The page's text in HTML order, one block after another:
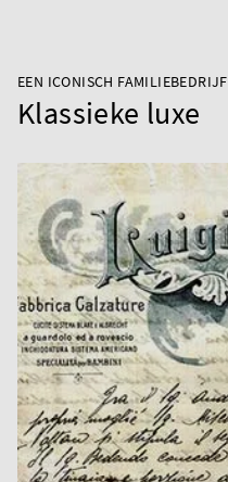
EEN ICONISCH FAMILIEBEDRIJF
Klassieke luxe